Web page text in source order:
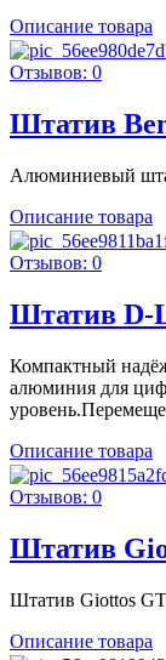
Описание товара
Отзывов: 0
Штатив
Алюминиевый
Описание товара
Отзывов: 0
Штатив D-
Компактный
алюминия для
Описание товара
Отзывов: 0
Штатив
Штатив Giottos
Описание товара